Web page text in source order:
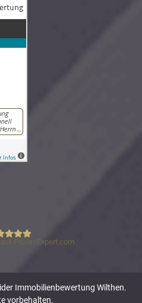
Schneider Immobilienbewertung
ProvenExpert.com
Immobilienbewertung Wilthen.
vorbehalten.